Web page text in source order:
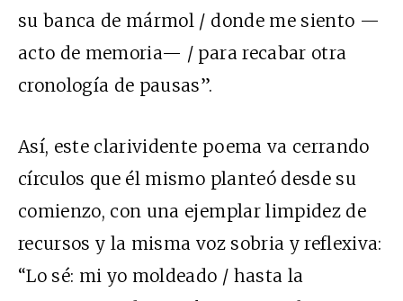
su banca de mármol / donde me siento —
acto de memoria— / para recabar otra
cronología de pausas”.
Así, este clarividente poema va cerrando
círculos que él mismo planteó desde su
comienzo, con una ejemplar limpidez de
recursos y la misma voz sobria y reflexiva:
“Lo sé: mi yo moldeado / hasta la